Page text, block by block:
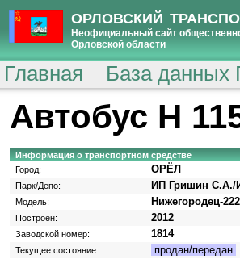
ОРЛОВСКИЙ
Неофициальный сайт
Орловской области
Главная База данных
Автобус Н
Информация о транспортном средстве
Город:
ОРЁЛ
Парк/Депо: ИП Гришин С.А./
Модель: Нижегородец-
Построен: 2012
Заводской номер: 1814
Текущее состояние: продан/передан